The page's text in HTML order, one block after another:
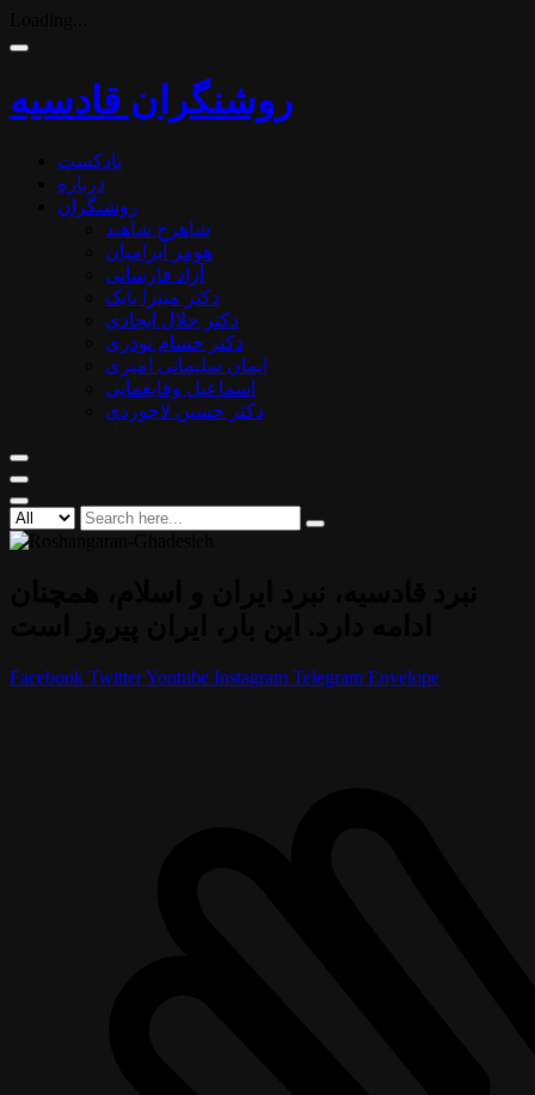
روشنگران قادسیه
پادکست
درباره
روشنگران
شاهرخ شاهید
هومر آبرامیان
آزاد فارسانی
دکتر میترا بابک
دکتر جلال ایجادی
دکتر حسام نوذری
ایمان سلیمانی امیری
اسماعیل وفایغمایی
دکتر حسین لاجوردی
Facebook TwitterYoutube Instagram Telegram Envelope